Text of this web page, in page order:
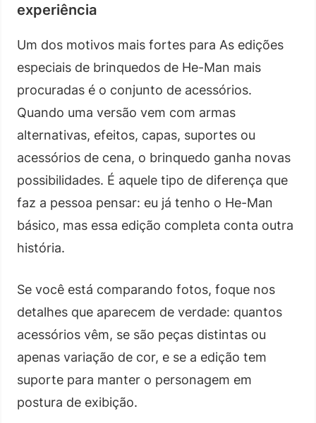
experiência
Um dos motivos mais fortes para As edições
especiais de brinquedos de He-Man mais
procuradas é o conjunto de acessórios.
Quando uma versão vem com armas
alternativas, efeitos, capas, suportes ou
acessórios de cena, o brinquedo ganha novas
possibilidades. É aquele tipo de diferença que
faz a pessoa pensar: eu já tenho o He-Man
básico, mas essa edição completa conta outra
história.
Se você está comparando fotos, foque nos
detalhes que aparecem de verdade: quantos
acessórios vêm, se são peças distintas ou
apenas variação de cor, e se a edição tem
suporte para manter o personagem em
postura de exibição.